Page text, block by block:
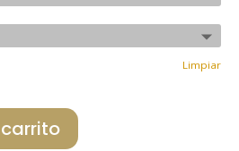
es:
629,00 €.
Limpiar